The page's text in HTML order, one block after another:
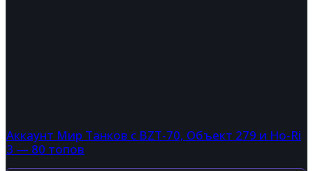
Аккаунт Мир Танков с BZT-70, Объект 279 и Ho-Ri
3 — 80 топов